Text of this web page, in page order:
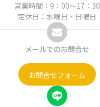
営業時間：9：00～17：30
定休日：水曜日・日曜日
メールでのお問合せ
お問合せフォーム